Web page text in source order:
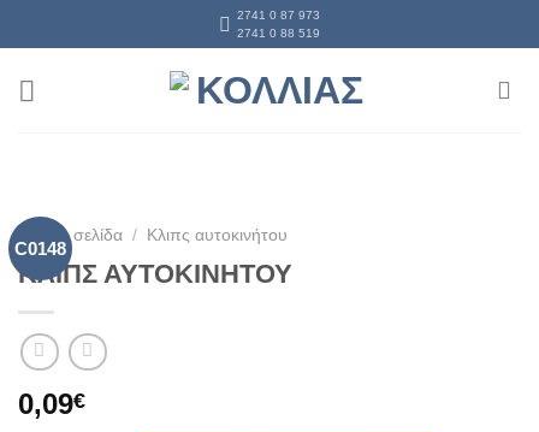
to
2741 0 87 973
2741 0 88 519
C0148
Αρχική σελίδα / Κλιπς αυτοκινήτου
ΚΛΙΠΣ ΑΥΤΟΚΙΝΗΤΟΥ
0,09€